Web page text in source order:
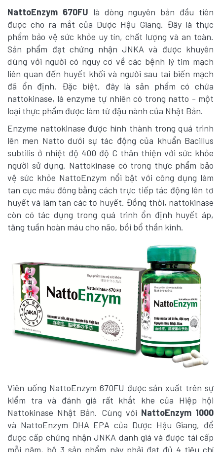
NattoEnzym 670FU là dòng nguyên bản đầu tiên
được cho ra mắt của Dược Hậu Giang. Đây là thực
phẩm bảo vệ sức khỏe uy tín, chất lượng và an toàn.
Sản phẩm đạt chứng nhận JNKA và được khuyên
dùng với người có nguy cơ về các bệnh lý tim mạch
liên quan đến huyết khối và người sau tai biến mạch
đã ổn định. Đặc biệt, đây là sản phẩm có chứa
nattokinase, là enzyme tự nhiên có trong natto - một
loại thực phẩm được làm từ đậu nành của Nhật Bản.
Enzyme nattokinase được hình thành trong quá trình
lên men Natto dưới sự tác động của khuẩn Bacillus
subtilis ở nhiệt độ 400 độ C thân thiện với sức khỏe
người sử dụng. Nattokinase có trong thực phẩm bảo
vệ sức khỏe NattoEnzym nổi bật với công dụng làm
tan cục máu đông bằng cách trực tiếp tác động lên tơ
huyết và làm tan các tơ huyết. Đồng thời, nattokinase
còn có tác dụng trong quá trình ổn định huyết áp,
tăng tuần hoàn máu cho não, bồi bổ thần kinh.
Viên uống NattoEnzym 670FU được sản xuất trên sự
kiểm tra và đánh giá rất khắt khe của Hiệp hội
Nattokinase Nhật Bản. Cùng với NattoEnzym 1000
và NattoEnzym DHA EPA của Dược Hậu Giang, để
được cấp chứng nhận JNKA danh giá và được tái cấp
mỗi năm, bộ 3 sản phẩm này phải đạt đủ 4 tiêu chí